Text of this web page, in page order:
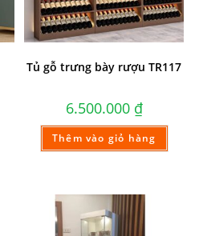
Tủ gỗ trưng bày rượu TR117
6.500.000 ₫
Thêm vào giỏ hàng